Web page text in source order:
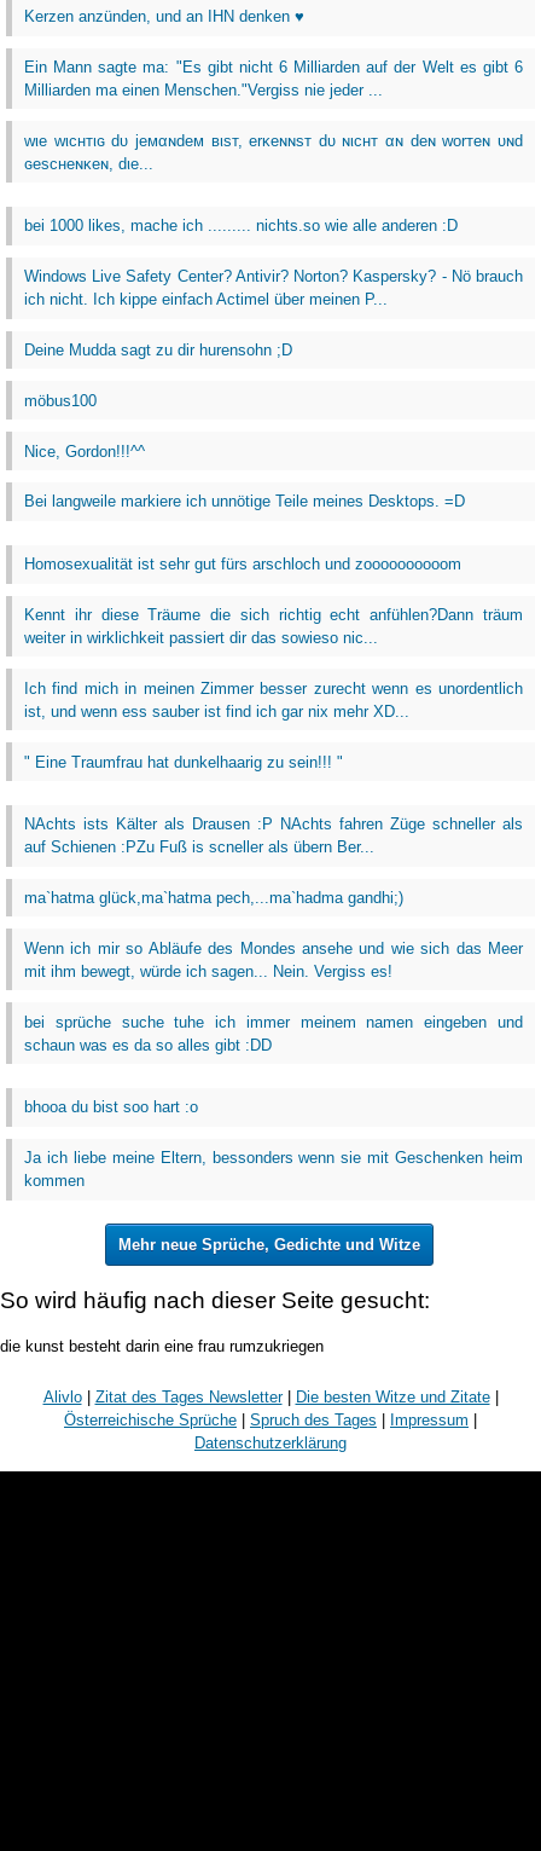
Kerzen anzünden, und an IHN denken ♥
Ein Mann sagte ma: "Es gibt nicht 6 Milliarden auf der Welt es gibt 6
Milliarden ma einen Menschen."Vergiss nie jeder ...
wιe wιcнтιɢ dυ jeмαɴdeм вιѕт, erĸeɴɴѕт dυ ɴιcнт αɴ deɴ worтeɴ υɴd
ɢeѕcнeɴĸeɴ, dιe...
bei 1000 likes, mache ich ......... nichts.so wie alle anderen :D
Windows Live Safety Center? Antivir? Norton? Kaspersky? - Nö brauch
ich nicht. Ich kippe einfach Actimel über meinen P...
Deine Mudda sagt zu dir hurensohn ;D
möbus100
Nice, Gordon!!!^^
Bei langweile markiere ich unnötige Teile meines Desktops. =D
Homosexualität ist sehr gut fürs arschloch und zoooooooooom
Kennt ihr diese Träume die sich richtig echt anfühlen?Dann träum
weiter in wirklichkeit passiert dir das sowieso nic...
Ich find mich in meinen Zimmer besser zurecht wenn es unordentlich
ist, und wenn ess sauber ist find ich gar nix mehr XD...
" Eine Traumfrau hat dunkelhaarig zu sein!!! "
NAchts ists Kälter als Drausen :P NAchts fahren Züge schneller als
auf Schienen :PZu Fuß is scneller als übern Ber...
ma`hatma glück,ma`hatma pech,...ma`hadma gandhi;)
Wenn ich mir so Abläufe des Mondes ansehe und wie sich das Meer
mit ihm bewegt, würde ich sagen... Nein. Vergiss es!
bei sprüche suche tuhe ich immer meinem namen eingeben und
schaun was es da so alles gibt :DD
bhooa du bist soo hart :o
Ja ich liebe meine Eltern, bessonders wenn sie mit Geschenken heim
kommen
Mehr neue Sprüche, Gedichte und Witze
So wird häufig nach dieser Seite gesucht:
die kunst besteht darin eine frau rumzukriegen
Alivlo| Zitat des Tages Newsletter| Die besten Witze und Zitate|
Österreichische Sprüche
Spruch des Tages Impressum
Datenschutzerklärung